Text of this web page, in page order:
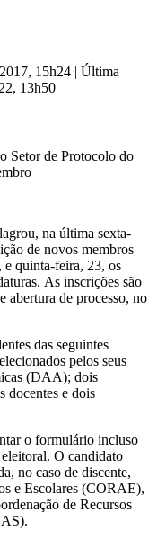
15h24 | Última
13h50
Setor de Protocolo do
na última sexta-
de novos membros
quinta-feira, 23, os
As inscrições são
abertura de processo, no
das seguintes
pelos seus
(DAA); dois
docentes e dois
o formulário incluso
O candidato
no caso de discente,
e Escolares (CORAE),
de Recursos